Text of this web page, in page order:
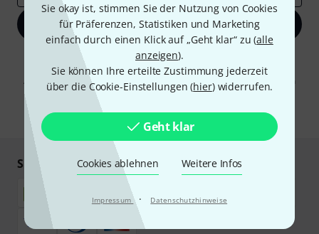
Sie okay ist, stimmen Sie der Nutzung von Cookies
für Präferenzen, Statistiken und Marketing
einfach durch einen Klick auf „Geht klar“ zu (alle
anzeigen).
Sie können Ihre erteilte Zustimmung jederzeit
über die Cookie-Einstellungen (hier) widerrufen.
Geht klar
Cookies ablehnen Weitere Infos
Impressum · Datenschutzhinweise
Jetzt anmelden
Mit Klick auf „Jetzt anmelden“ stimmen Sie dem Erhalt von E-Mail-
Werbung und einer Messung des E-Mail-Nutzungsverhaltens zu. Die
Abmeldung ist jederzeit möglich. Weitere Informationen finden Sie in
unserenDatenschutzhinweisen.
* Pflichtfeld
Sicher einkaufen & bezahlen